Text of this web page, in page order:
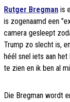
Rutger Bregman is
is zogenaamd een
camera gesleept
Trump zo slecht is,
héél snel iets aan
te zien en ik ben al
Die Bregman wordt